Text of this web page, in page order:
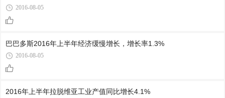
2016-08-05
巴巴多斯2016年上半年经济缓慢增长，增长率1.3%
2016-08-05
2016年上半年拉脱维亚工业产值同比增长4.1%